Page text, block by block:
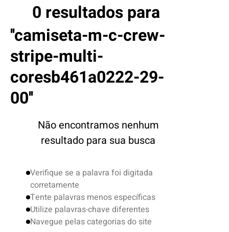
0 resultados para
camiseta-m-c-crew-
stripe-multi-
coresb461a0222-29-
00
Não encontramos nenhum
resultado para sua busca
Verifique se a palavra foi digitada
corretamente
Tente palavras menos específicas
Utilize palavras-chave diferentes
Navegue pelas categorias do site
regata
4º
boné
5º
camiseta
6º
bermuda
7º
jaqueta
mochila